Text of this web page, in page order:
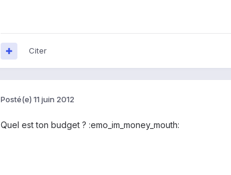
Citer
Posté(e) 11 juin 2012
Quel est ton budget ? :emo_im_money_mouth: